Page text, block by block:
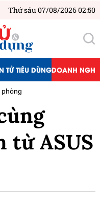
Thứ sáu 07/08/2026 02:50
TỬ TIÊU DÙNGDOANH
từ ASUS